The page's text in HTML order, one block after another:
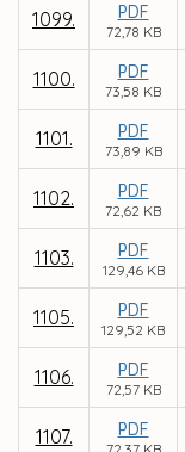
1099. PDF
72,78 KB
1100. PDF
73,58 KB
1101. PDF
73,89 KB
1102. PDF
72,62 KB
1103. PDF
129,46 KB
1105. PDF
129,52 KB
1106. PDF
72,57 KB
1107. PDF